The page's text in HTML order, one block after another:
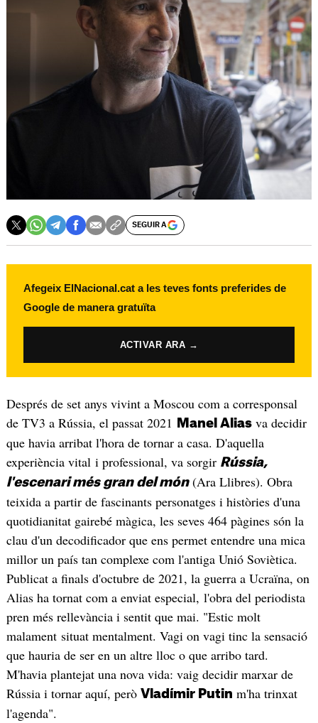
SEGUIR A
Afegeix ElNacional.cat a les teves fonts preferides de
Google de manera gratuïta
ACTIVAR ARA →
Després de set anys vivint a Moscou com a corresponsal
de TV3 a Rússia, el passat 2021
Manel Aliasva decidir
que havia arribat l'hora de tornar a casa. D'aquella
experiència vital i professional, va sorgir Rússia,
l'escenari més gran del món(Ara Llibres). Obra
teixida a partir de fascinants personatges i històries d'una
quotidianitat gairebé màgica, les seves 464 pàgines són la
clau d'un decodificador que ens permet entendre una mica
millor un país tan complexe com l'antiga Unió Soviètica.
Publicat a finals d'octubre de 2021, la guerra a Ucraïna, on
Alias ha tornat com a enviat especial, l'obra del periodista
pren més rellevància i sentit que mai. "Estic molt
malament situat mentalment. Vagi on vagi tinc la sensació
que hauria de ser en un altre lloc o que arribo tard.
M'havia plantejat una nova vida: vaig decidir marxar de
Rússia i tornar aquí, però Vladímir Putin m'ha trinxat
l'agenda".